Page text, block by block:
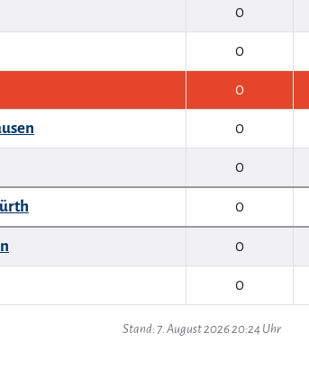
0
0
0
0
0
0
0
0
Stand: 7. August 2026 20:24 Uhr